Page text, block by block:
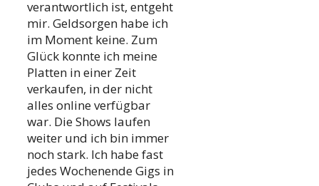
verantwortlich ist, entgeht
mir. Geldsorgen habe ich
im Moment keine. Zum
Glück konnte ich meine
Platten in einer Zeit
verkaufen, in der nicht
alles online verfügbar
war. Die Shows laufen
weiter und ich bin immer
noch stark. Ich habe fast
jedes Wochenende Gigs in